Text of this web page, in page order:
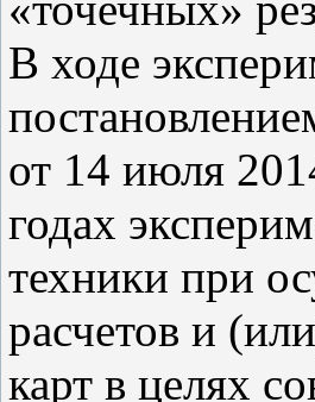
В ходе
от 14 июля
годах
техники при
расчетов и
карт в целях